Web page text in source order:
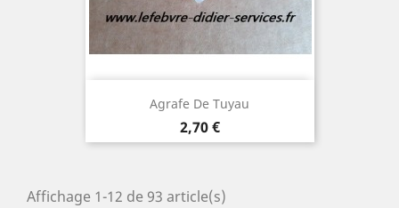
Agrafe De Tuyau
Prix
2,70 €
Affichage 1-12 de 93 article(s)